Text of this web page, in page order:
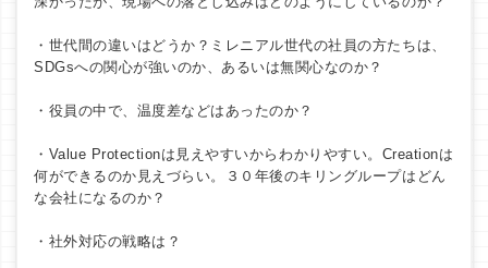
・世代間の違いはどうか？ミレニアル世代の社員の方たちは、
SDGsへの関心が強いのか、あるいは無関心なのか？
・役員の中で、温度差などはあったのか？
・Value Protectionは見えやすいからわかりやすい。Creationは
何ができるのか見えづらい。３０年後のキリングループはどん
な会社になるのか？
・社外対応の戦略は？